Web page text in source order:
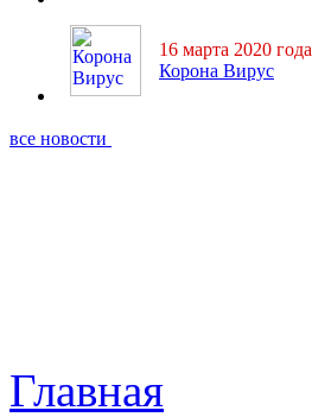
16 марта 2020 года
Корона Вирус
все новости
Главная